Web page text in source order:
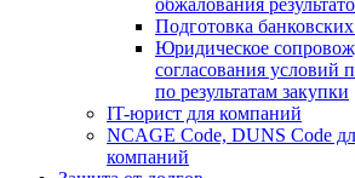
обжалования
Подготовка
Юридическое
согласования условий
по результатам закупки
IT-юрист для компаний
NCAGE Code, DUNS Code
компаний